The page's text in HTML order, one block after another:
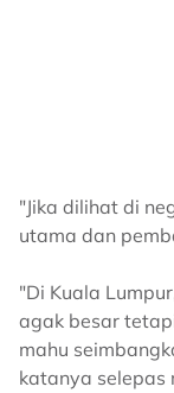
"Jika dilihat di
utama dan
"Di Kuala
agak besar
mahu
katanya selepas